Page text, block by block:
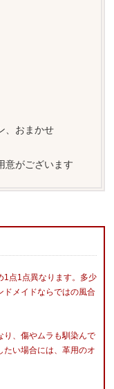
、おまかせ
意がございます
点1点異なります。多少
ドメイドならではの風合
、傷やムラも馴染んで
たい場合には、革用のオ